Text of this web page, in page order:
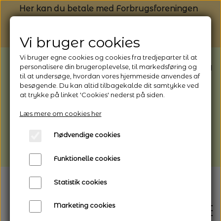
Her kan du betale med Forbrugsforeningen
BEMÆRK: Butikken har ferielukket* fra
1/8 - 9/8 - 2026
*Webshoppen er åben og sender hele
afhentning
Vi gør opmærksom på, at der kan være lidt
længere leveringstid
Vi bruger cookies
Vi bruger egne cookies og cookies fra tredjeparter til at
personalisere din brugeroplevelse, til markedsføring og
til at undersøge, hvordan vores hjemmeside anvendes af
besøgende. Du kan altid tilbagekalde dit samtykke ved
at trykke på linket 'Cookies' nederst på siden.
Læs mere om cookies her
Nødvendige cookies
Funktionelle cookies
Statistik cookies
Marketing cookies